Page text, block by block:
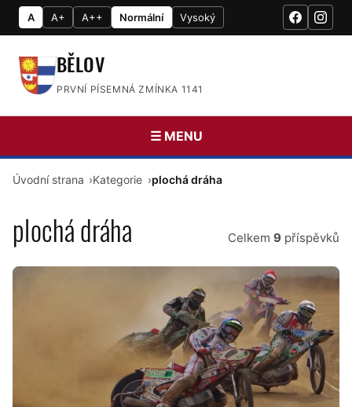
A A+ A++ Normální Vysoký
BĚLOV
PRVNÍ PÍSEMNÁ ZMÍNKA 1141
☰ MENU
Úvodní strana Kategorie plochá dráha
plochá dráha Celkem 9 příspěvků